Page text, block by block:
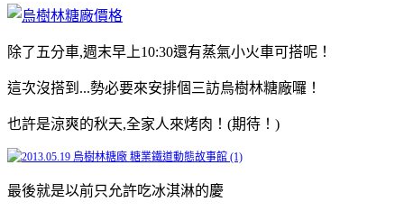
除了五分車,週末早上10:30還有蒸氣小火車可搭呢！
這次沒搭到...勢必要來安排個三訪烏樹林糖廠囉！
也許是涼爽的秋天,全家人來烤肉！(期待！)
最後就是以前只允許吃冰淇淋的慶